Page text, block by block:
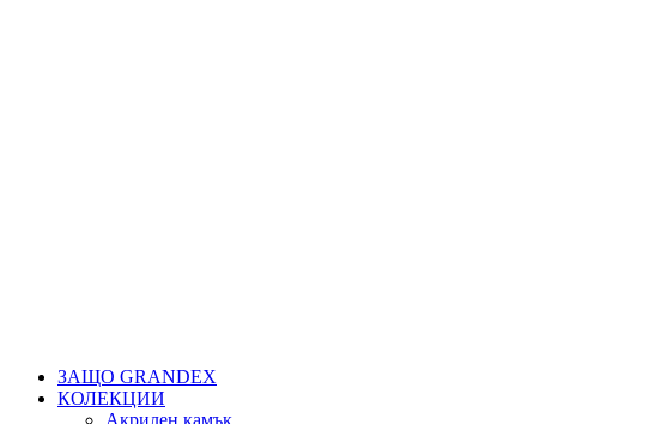
ЗАЩО GRANDEX
КОЛЕКЦИИ
Акрилен камък